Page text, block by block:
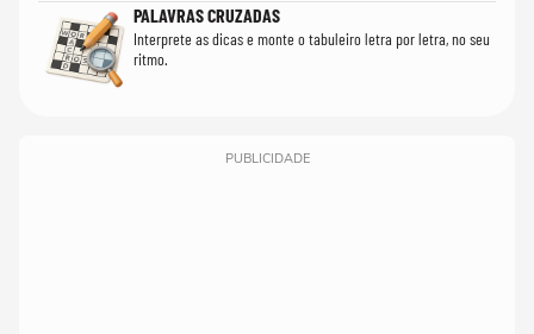
PALAVRAS CRUZADAS
Interprete as dicas e monte o tabuleiro letra por letra, no seu
ritmo.
PUBLICIDADE